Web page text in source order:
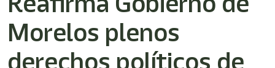
Este
acceso
directo
Morelos plenos